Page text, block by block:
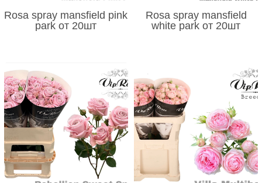
Rosa spray mansfield pink
park от 20шт
Rosa spray mansfield
white park от 20шт